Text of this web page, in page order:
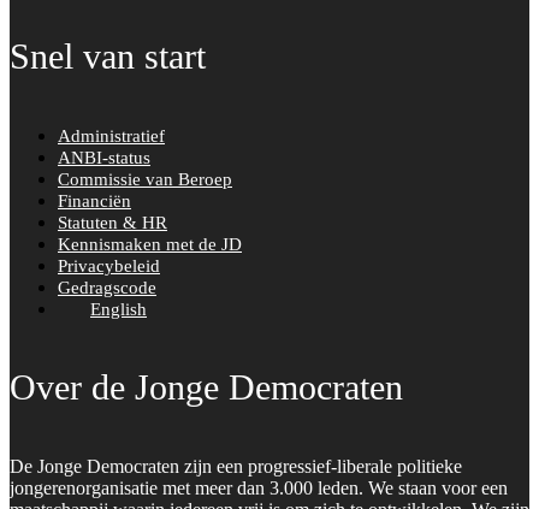
Snel van start
Administratief
ANBI-status
Commissie van Beroep
Financiën
Statuten & HR
Kennismaken met de JD
Privacybeleid
Gedragscode
English
Over de Jonge Democraten
De Jonge Democraten zijn een progressief-liberale politieke
jongerenorganisatie met meer dan 3.000 leden. We staan voor een